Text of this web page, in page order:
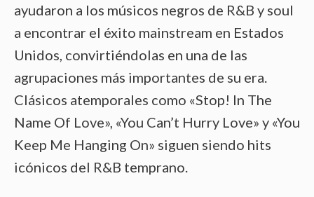
ayudaron a los músicos negros de R&B y soul
a encontrar el éxito mainstream en Estados
Unidos, convirtiéndolas en una de las
agrupaciones más importantes de su era.
Clásicos atemporales como «Stop! In The
Name Of Love», «You Can’t Hurry Love» y «You
Keep Me Hanging On» siguen siendo hits
icónicos del R&B temprano.